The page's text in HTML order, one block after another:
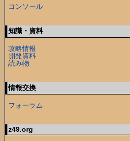
コンソール
知識・資料
攻略情報
開発資料
読み物
情報交換
フォーラム
z49.org